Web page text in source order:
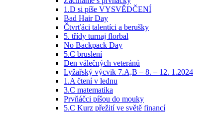
1.D si píše VYSVĚDČENÍ
Bad Hair Day
Čtvrťáci talentíci a berušky
5. třídy turnaj florbal
No Backpack Day
5.C bruslení
Den válečných veteránů
Lyžařský výcvik 7.A,B – 8. – 12. 1.2024
1.A čtení v lednu
3.C matematika
Prvňáčci píšou do mouky
5.C Kurz přežití ve světě financí